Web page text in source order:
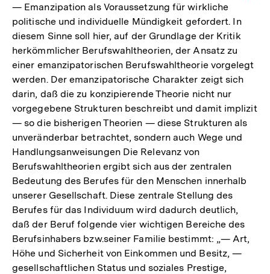
— Emanzipation als Voraussetzung für wirkliche
politische und individuelle Mündigkeit gefordert. In
diesem Sinne soll hier, auf der Grundlage der Kritik
herkömmlicher Berufswahltheorien, der Ansatz zu
einer emanzipatorischen Berufswahltheorie vorgelegt
werden. Der emanzipatorische Charakter zeigt sich
darin, daß die zu konzipierende Theorie nicht nur
vorgegebene Strukturen beschreibt und damit implizit
— so die bisherigen Theorien — diese Strukturen als
unveränderbar betrachtet, sondern auch Wege und
Handlungsanweisungen Die Relevanz von
Berufswahltheorien ergibt sich aus der zentralen
Bedeutung des Berufes für den Menschen innerhalb
unserer Gesellschaft. Diese zentrale Stellung des
Berufes für das Individuum wird dadurch deutlich,
daß der Beruf folgende vier wichtigen Bereiche des
Berufsinhabers bzw.seiner Familie bestimmt: „— Art,
Höhe und Sicherheit von Einkommen und Besitz, —
gesellschaftlichen Status und soziales Prestige,